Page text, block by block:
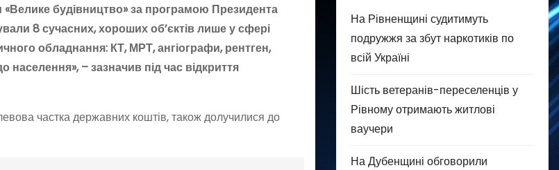
будівництво» за програмою Президента
8 сучасних, хороших об’єктів лише у сфері
обладнання: КТ, МРТ, ангіографи, рентген,
– зазначив під час відкриття
частка державних коштів, також долучилися до
На Рівненщині судитимуть
подружжя за збут наркотиків по
всій Україні
Шість ветеранів-переселенців у
Рівному отримають житлові
ваучери
На Дубенщині обговорили